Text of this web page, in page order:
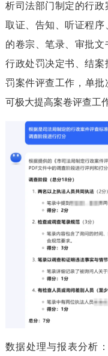
析司法部门制定的行政
取证、告知、听证程
的卷宗、笔录、审批文
行政处罚决定书、结
罚案件评查工作，单批
可极大提高案卷评查工
数据处理与报表分析